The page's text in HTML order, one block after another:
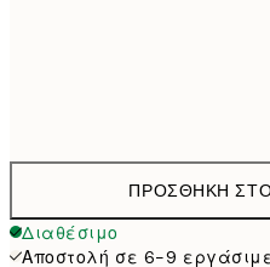
ΠΡΟΣΘΉΚΗ
Διαθέσιμο
Αποστολή σε 6-9